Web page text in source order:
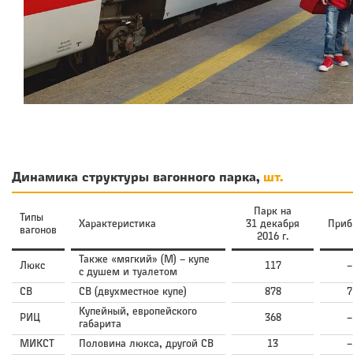
Динамика структуры вагонного парка, шт.
Типы
вагонов
Характеристика
Парк на
31 декабря
2016 г.
Люкс
Также «мягкий» (М) – купе
с душем и туалетом
117 –
СВ СВ (двухместное купе) 878 7
РИЦ
Купейный, европейского
габарита
368 –
МИКСТ Половина люкса, другой СВ 13 –